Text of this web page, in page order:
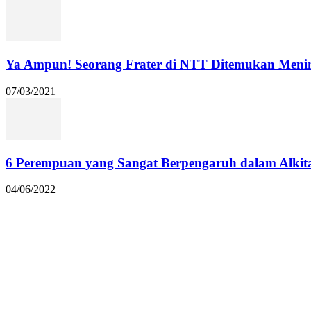
Ya Ampun! Seorang Frater di NTT Ditemukan
07/03/2021
6 Perempuan yang Sangat Berpengaruh dalam
04/06/2022